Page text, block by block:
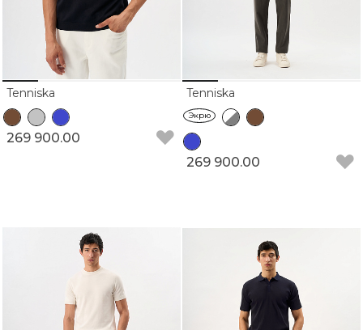
Tenniska
269 900.00
Tenniska
Экрю
269 900.00